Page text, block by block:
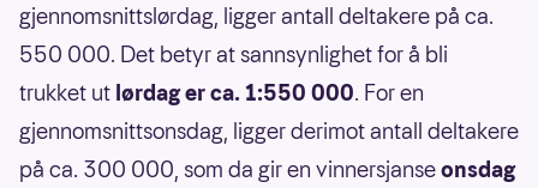
gjennomsnittslørdag, ligger antall deltakere på ca.
550 000. Det betyr at sannsynlighet for å bli
trukket ut lørdag er ca. 1:550 000. For en
gjennomsnittsonsdag, ligger derimot antall deltakere
på ca. 300 000, som da gir en vinnersjanseonsdag